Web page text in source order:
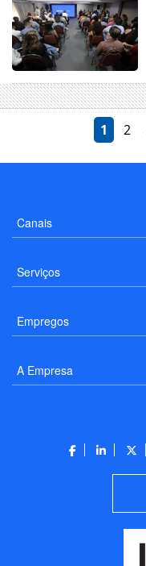
1 2
Canais
Serviços
Empregos
A Empresa